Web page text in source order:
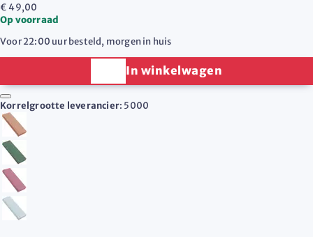
€ 49,00
Op voorraad
Voor 22:00 uur besteld, morgen in huis
In winkelwagen
Korrelgrootte leverancier: 5000